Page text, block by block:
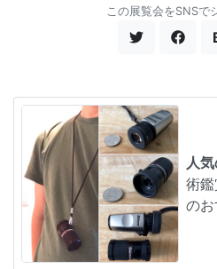
この展覧会をSNSで
人
術
のお